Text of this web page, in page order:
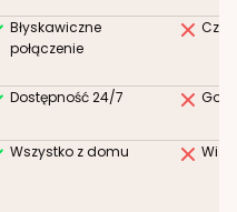
Błyskawiczne
połączenie
Dostępność 24/7
Wszystko z domu